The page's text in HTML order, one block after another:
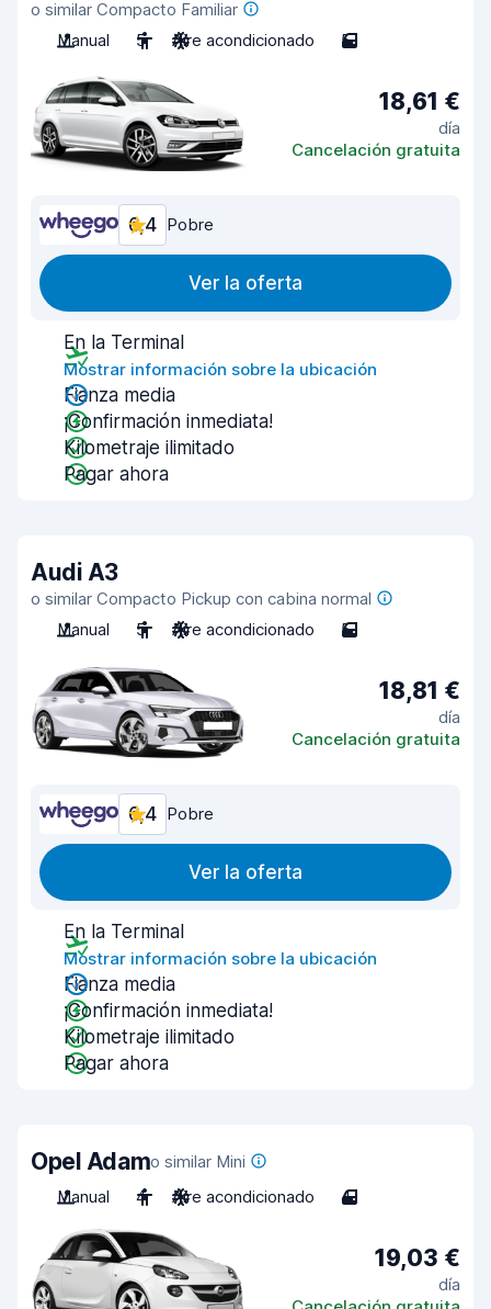
o similar Compacto Familiar
Manual
5 Aire acondicionado 5
18,61 €
día
Cancelación gratuita
6,4 Pobre
Ver la oferta
En la Terminal
Mostrar información sobre la ubicación
Fianza media
¡Confirmación inmediata!
Kilometraje ilimitado
Pagar ahora
Audi A3
o similar Compacto Pickup con cabina normal
Manual
5 Aire acondicionado 5
18,81 €
día
Cancelación gratuita
6,4 Pobre
Ver la oferta
En la Terminal
Mostrar información sobre la ubicación
Fianza media
¡Confirmación inmediata!
Kilometraje ilimitado
Pagar ahora
Opel Adamo similar Mini
Manual
4 Aire acondicionado 4
19,03 €
día